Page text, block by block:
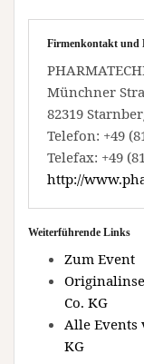
Firmenkontakt und
Münchner
82319
Telefon: +49
Telefax: +49
http://
Weiterführende Links
Zum Event
Co. KG
Alle Events
KG